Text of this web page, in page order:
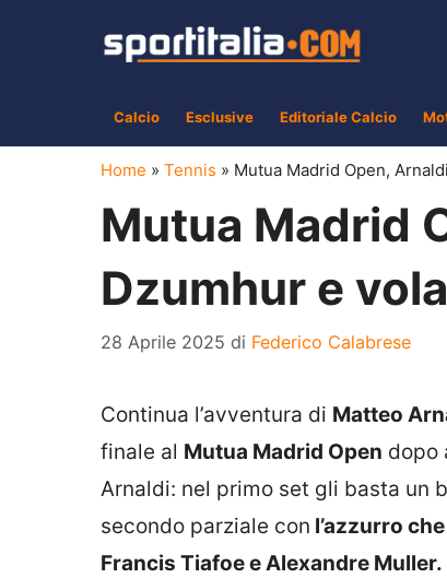
Calcio Esclusive Editoriale Calcio
Home » Tennis » Mutua Madrid Open,
Mutua Madrid
Dzumhur e
28 Aprile 2025 di Federico Calabrese
Continua l’avventura di Matteo
finale al Mutua Madrid Open dopo
Arnaldi: nel primo set gli basta un
secondo parziale con l’azzurro
Francis Tiafoe e Alexandre Muller.